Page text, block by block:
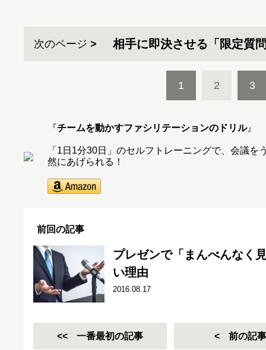
次のページ 相手に即決させる「限定質
1 2 3
『チームを動かすファシリテーションのドリル』
「1日1分30日」のセルフトレーニングで、会議
然にあげられる！
前回の記事
プレゼンで「まんべんなく
い理由
2016.08.17
一番最初の記事 前の記事